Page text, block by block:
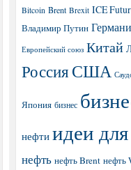
Bitcoin Brent Brexit ICE
Владимир Путин
Европейский союз Китай
РоссияСША
Япония бизнес
нефти идеи
нефть нефть Brent нефть